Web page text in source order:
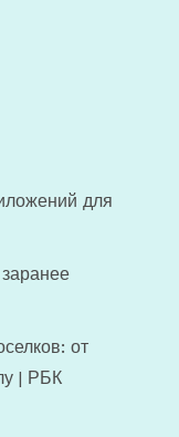
для
от
| РБК